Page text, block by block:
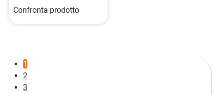
Confronta prodotto
1
2
3